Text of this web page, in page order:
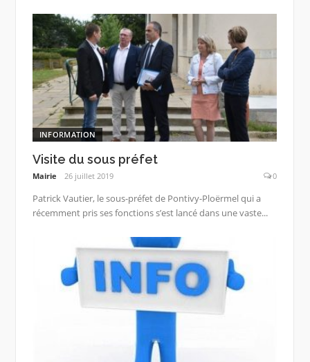
INFORMATION
Visite du sous préfet
Mairie 26 juillet 2019 0
Patrick Vautier, le sous-préfet de Pontivy-Ploërmel qui a
récemment pris ses fonctions s’est lancé dans une vaste...